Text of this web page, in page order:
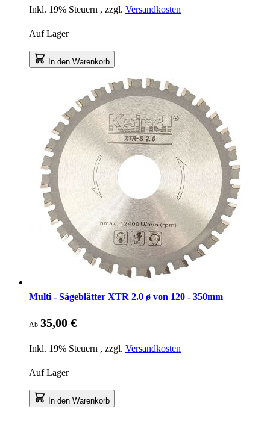
Inkl. 19% Steuern , zzgl. Versandkosten
Auf Lager
In den Warenkorb
Multi - Sägeblätter XTR 2.0 ø von 120 - 350mm
Ab 35,00 €
Inkl. 19% Steuern , zzgl. Versandkosten
Auf Lager
In den Warenkorb